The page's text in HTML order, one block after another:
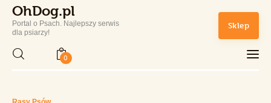
OhDog.pl
Portal o Psach. Najlepszy serwis
dla psiarzy!
Sklep
0
Portal o Psach. Najlepszy serwis dla psiarzy!